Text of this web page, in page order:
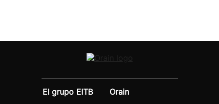
El grupo EITB
Orain